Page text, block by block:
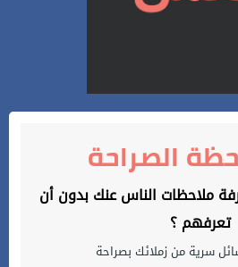
الصراحة
ملاحظات الناس عنك بدون أن
تعرفهم ؟
سرية من زملائك بصراحة